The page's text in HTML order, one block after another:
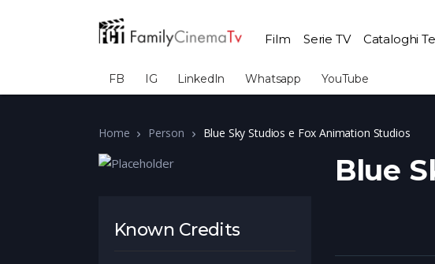
Film Serie TV Cataloghi
FB IG LinkedIn Whatsapp YouTube
Home Person Blue Sky Studios e Fox Animation Studios
Known Credits
Blue